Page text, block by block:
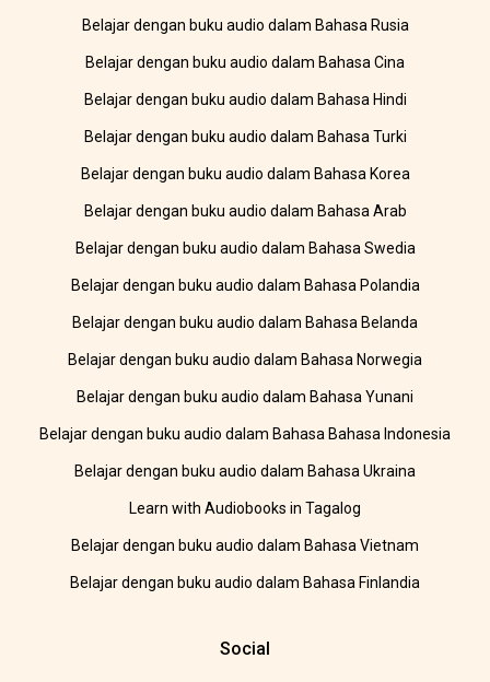
Belajar dengan buku audio dalam Bahasa Rusia
Belajar dengan buku audio dalam Bahasa Cina
Belajar dengan buku audio dalam Bahasa Hindi
Belajar dengan buku audio dalam Bahasa Turki
Belajar dengan buku audio dalam Bahasa Korea
Belajar dengan buku audio dalam Bahasa Arab
Belajar dengan buku audio dalam Bahasa Swedia
Belajar dengan buku audio dalam Bahasa Polandia
Belajar dengan buku audio dalam Bahasa Belanda
Belajar dengan buku audio dalam Bahasa Norwegia
Belajar dengan buku audio dalam Bahasa Yunani
Belajar dengan buku audio dalam Bahasa Bahasa Indonesia
Belajar dengan buku audio dalam Bahasa Ukraina
Learn with Audiobooks in Tagalog
Belajar dengan buku audio dalam Bahasa Vietnam
Belajar dengan buku audio dalam Bahasa Finlandia
Social